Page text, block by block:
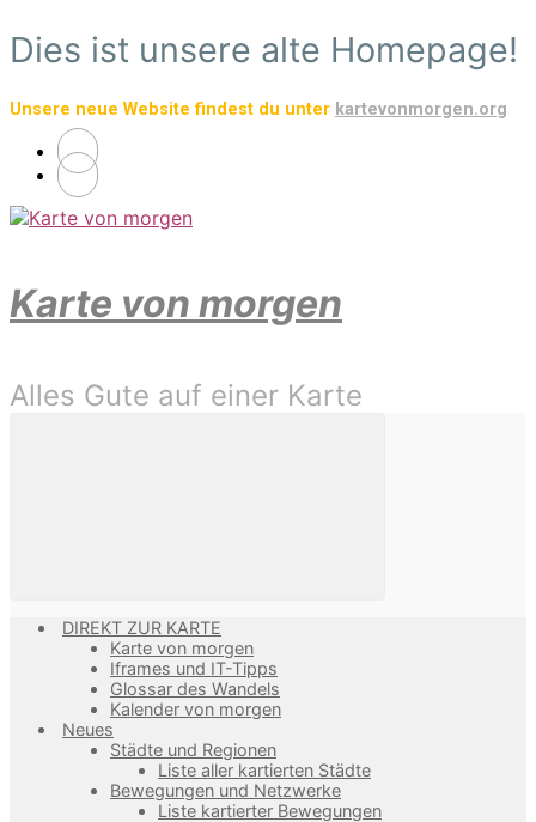
Zum
Hauptinhalt
Dies ist unsere alte Homepage!
Unsere neue Website findest du unter kartevonmorgen.org
Karte von morgen
Alles Gute auf einer Karte
DIREKT ZUR KARTE
Karte von morgen
Iframes und IT-Tipps
Glossar des Wandels
Kalender von morgen
Neues
Städte und Regionen
Liste aller kartierten Städte
Bewegungen und Netzwerke
Liste kartierter Bewegungen